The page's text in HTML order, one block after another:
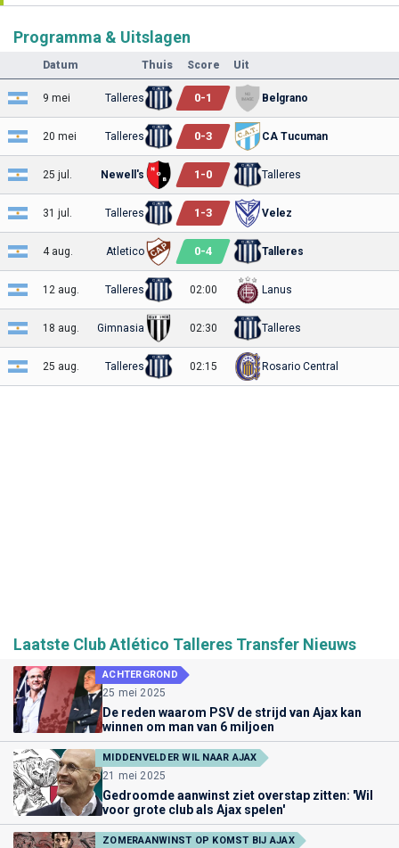
Programma & Uitslagen
Datum Thuis Score Uit
9 mei Talleres 0-1 Belgrano
20 mei Talleres 0-3 CA Tucuman
25 jul. Newell's 1 -0 Talleres
31 jul. Talleres 1 -3 Velez
4 aug. Atletico 0-4 Talleres
12 aug. Talleres 02:00 Lanus
18 aug. Gimnasia 02:30 Talleres
25 aug. Talleres 02:15 Rosario Central
Laatste Club Atlético Talleres Transfer Nieuws
ACHTERGROND
25 mei 2025
De reden waarom PSV de strijd van Ajax kan
winnen om man van 6 miljoen
MIDDENVELDER WIL NAAR AJAX
21 mei 2025
Gedroomde aanwinst ziet overstap zitten: 'Wil
voor grote club als Ajax spelen'
ZOMERAANWINST OP KOMST BIJ AJAX